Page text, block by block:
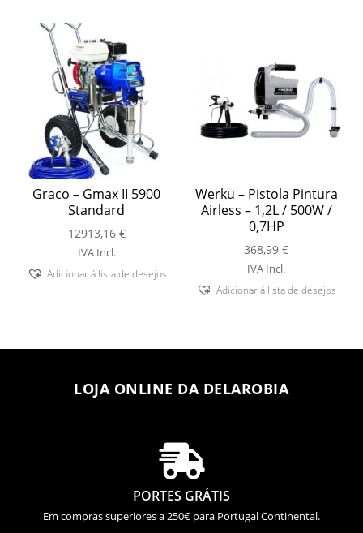
Graco – Gmax II 5900
Standard
12913,16 €
IVA Incl.
Adicionar á lista de desejos
Werku – Pistola Pintura
Airless – 1,2L / 500W /
0,7HP
368,99€
IVA Incl.
Adicionar á lista de desejos
LOJA ONLINE DA DELAROBIA

PORTES GRÁTIS
Em compras superiores a 250€ para Portugal Continental.